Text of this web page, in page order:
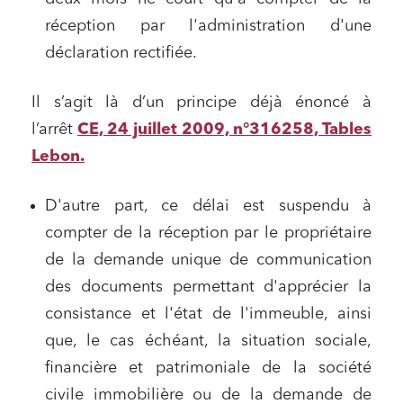
réception par l'administration d'une
déclaration rectifiée.
Il s’agit là d’un principe déjà énoncé à
l’arrêt CE, 24 juillet 2009, n°316258, Tables
Lebon.
D'autre part, ce délai est suspendu à
compter de la réception par le propriétaire
de la demande unique de communication
des documents permettant d'apprécier la
consistance et l'état de l'immeuble, ainsi
que, le cas échéant, la situation sociale,
financière et patrimoniale de la société
civile immobilière ou de la demande de